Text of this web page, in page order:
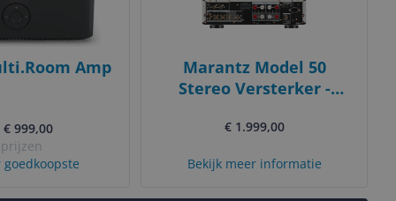
Amp
€ 999,00
goedkoopste
Marantz Model 50
Stereo Versterker -
€ 1.999,00
Bekijk meer informatie